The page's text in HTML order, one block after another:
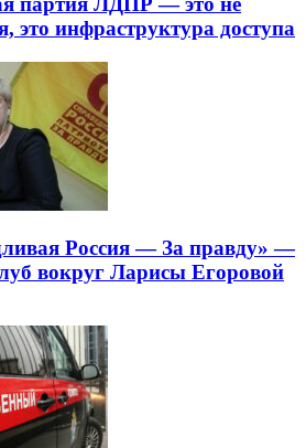
это инфраструктура доступа
Россия — За правду» —
вокруг Ларисы Егоровой